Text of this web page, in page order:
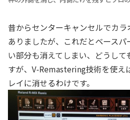
昔からセンターキャンセルでカ
ありましたが、これだとベース
い部分も消えてしまい、どうし
すが、V-Remastering技術を使え
レイに消せるわけです。